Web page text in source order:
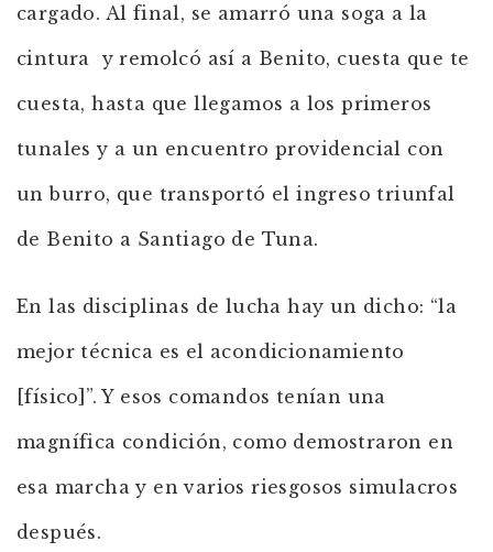
cargado. Al final, se amarró una soga a la
cintura y remolcó así a Benito, cuesta que te
cuesta, hasta que llegamos a los primeros
tunales y a un encuentro providencial con
un burro, que transportó el ingreso triunfal
de Benito a Santiago de Tuna.
En las disciplinas de lucha hay un dicho: “la
mejor técnica es el acondicionamiento
[físico]”. Y esos comandos tenían una
magnífica condición, como demostraron en
esa marcha y en varios riesgosos simulacros
después.